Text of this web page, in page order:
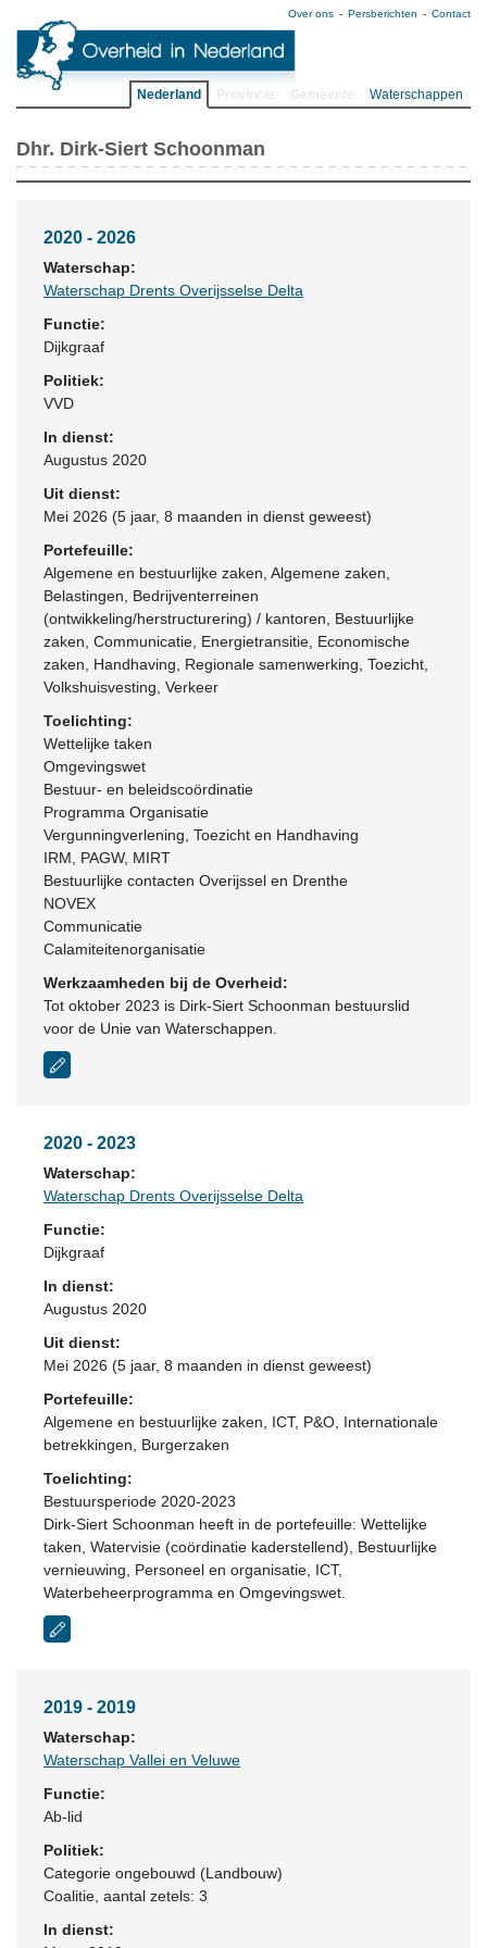
Over ons Persberichten Contact
Nederland Waterschappen
Dhr. Dirk-Siert Schoonman
2020 - 2026
Waterschap:
Waterschap Drents Overijsselse Delta
Functie:
Dijkgraaf
Politiek:
VVD
In dienst:
Augustus 2020
Uit dienst:
Mei 2026 (5 jaar, 8 maanden in dienst geweest)
Portefeuille:
Algemene en bestuurlijke zaken, Algemene zaken,
Belastingen, Bedrijventerreinen
(ontwikkeling/herstructurering) / kantoren, Bestuurlijke
zaken, Communicatie, Energietransitie, Economische
zaken, Handhaving, Regionale samenwerking, Toezicht,
Volkshuisvesting, Verkeer
Toelichting:
Wettelijke taken
Omgevingswet
Bestuur- en beleidscoördinatie
Programma Organisatie
Vergunningverlening, Toezicht en Handhaving
IRM, PAGW, MIRT
Bestuurlijke contacten Overijssel en Drenthe
NOVEX
Communicatie
Calamiteitenorganisatie
Werkzaamheden bij de Overheid:
Tot oktober 2023 is Dirk-Siert Schoonman bestuurslid
voor de Unie van Waterschappen.
2020 - 2023
Waterschap:
Waterschap Drents Overijsselse Delta
Functie:
Dijkgraaf
In dienst:
Augustus 2020
Uit dienst:
Mei 2026 (5 jaar, 8 maanden in dienst geweest)
Portefeuille:
Algemene en bestuurlijke zaken, ICT, P&O, Internationale
betrekkingen, Burgerzaken
Toelichting:
Bestuursperiode 2020-2023
Dirk-Siert Schoonman heeft in de portefeuille: Wettelijke
taken, Watervisie (coördinatie kaderstellend), Bestuurlijke
vernieuwing, Personeel en organisatie, ICT,
Waterbeheerprogramma en Omgevingswet.
2019 - 2019
Waterschap:
Waterschap Vallei en Veluwe
Functie:
Ab-lid
Politiek:
Categorie ongebouwd (Landbouw)
Coalitie , aantal zetels: 3
In dienst: